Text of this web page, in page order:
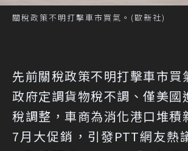
關稅政策不明打擊車市買氣。(歐新社)
先前關稅政策不明打擊車市買
政府定調貨物稅不調、僅美國
稅調整，車商為消化港口堆積
7月大促銷，引發PTT網友熱